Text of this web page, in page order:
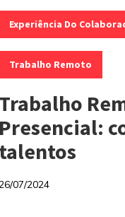
Experiência Do
Trabalho Remoto
Trabalho
Presencial:
talentos
07/2024